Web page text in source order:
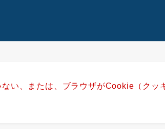
い、または、ブラウザがCookie（クッ